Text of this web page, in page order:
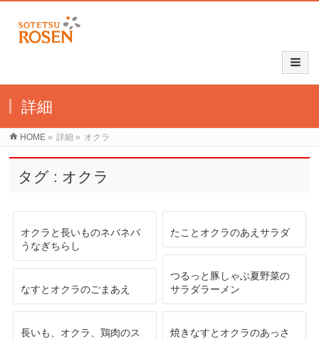
詳細
HOME » 詳細 » オクラ
タグ : オクラ
オクラと長いものネバネバ
うなぎちらし
たことオクラのあえサラダ
つるっと豚しゃぶ夏野菜の
サラダラーメン
なすとオクラのごまあえ
長いも、オクラ、鶏肉のス
焼きなすとオクラのあっさ